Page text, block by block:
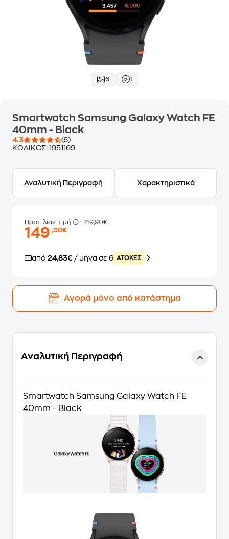
6 1
Smartwatch Samsung Galaxy Watch FE
40mm - Black
4.3
(6)
ΚΩΔΙΚΟΣ: 1951169
Αναλυτική Περιγραφή Χαρακτηριστικά
Προτ. λιαν. τιμή : 219,90€
149,00€
από 24,83€ / μήνα σε 6 ATOKEΣ
Αγορά μόνο από κατάστημα
Αναλυτική Περιγραφή
Smartwatch Samsung Galaxy Watch FE
40mm - Black